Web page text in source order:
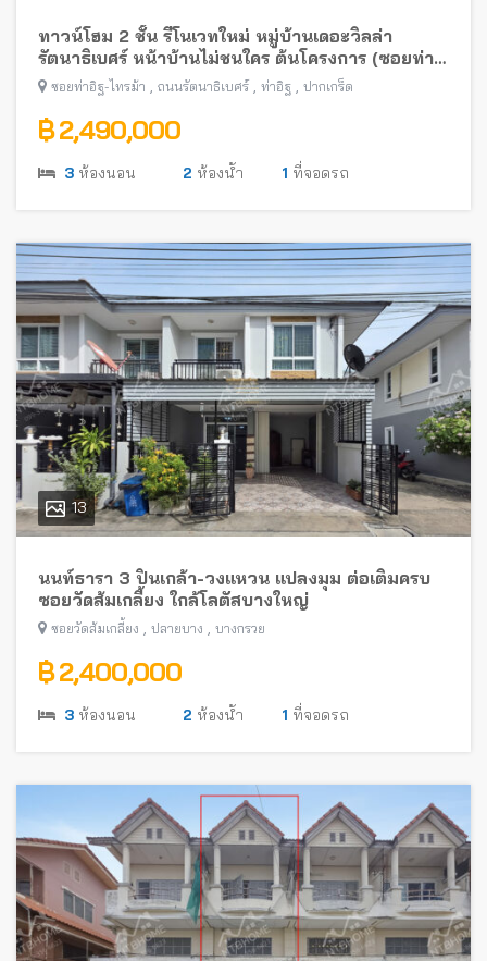
ทาวน์โฮม 2 ชั้น รีโนเวทใหม่ หมู่บ้านเดอะวิลล่า
รัตนาธิเบศร์ หน้าบ้านไม่ชนใคร ต้นโครงการ (ซอยท่า
อิฐ-ไทรม้า) พร้อมอยู่ ใกล้รถไฟฟ้าสายสีม่วง
ซอยท่าอิฐ-ไทรม้า , ถนนรัตนาธิเบศร์ , ท่าอิฐ , ปากเกร็ด
฿ 2,490,000
3 ห้องนอน 2 ห้องน้ำ 1 ที่จอดรถ
13
นนท์ธารา 3 ปิ่นเกล้า-วงแหวน แปลงมุม ต่อเติมครบ
ซอยวัดส้มเกลี้ยง ใกล้โลตัสบางใหญ่
ซอยวัดส้มเกลี้ยง , ปลายบาง , บางกรวย
฿ 2,400,000
3 ห้องนอน 2 ห้องน้ำ 1 ที่จอดรถ